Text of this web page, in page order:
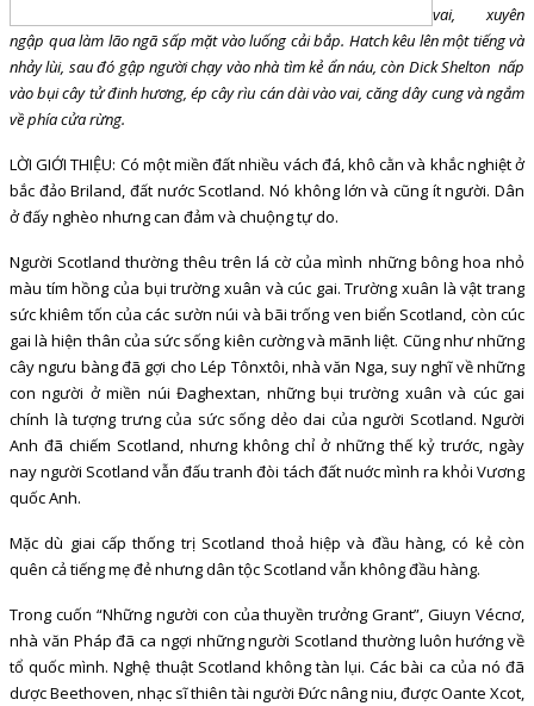
vai, xuyên
ngập qua làm lão ngã sấp mặt vào luống cải bắp. Hatch kêu lên một tiếng và
nhảy lùi, sau đó gập người chạy vào nhà tìm kẻ ẩn náu, còn Dick Shelton nấp
vào bụi cây tử đinh hương, ép cây rìu cán dài vào vai, căng dây cung và ngắm
về phía cửa rừng.
LỜI GIỚI THIỆU: Có một miền đất nhiều vách đá, khô cằn và khắc nghiệt ở
bắc đảo Briland, đất nước Scotland. Nó không lớn và cũng ít người. Dân
ở đấy nghèo nhưng can đảm và chuộng tự do.
Người Scotland thường thêu trên lá cờ của mình những bông hoa nhỏ
màu tím hồng của bụi trường xuân và cúc gai. Trường xuân là vật trang
sức khiêm tốn của các sườn núi và bãi trống ven biển Scotland, còn cúc
gai là hiện thân của sức sống kiên cường và mãnh liệt. Cũng như những
cây ngưu bàng đã gợi cho Lép Tônxtôi, nhà văn Nga, suy nghĩ về những
con người ở miền núi Đaghextan, những bụi trường xuân và cúc gai
chính là tượng trưng của sức sống dẻo dai của người Scotland. Người
Anh đã chiếm Scotland, nhưng không chỉ ở những thế kỷ trước, ngày
nay người Scotland vẫn đấu tranh đòi tách đất nuớc mình ra khỏi Vương
quốc Anh.
Mặc dù giai cấp thống trị Scotland thoả hiệp và đầu hàng, có kẻ còn
quên cả tiếng mẹ đẻ nhưng dân tộc Scotland vẫn không đầu hàng.
Trong cuốn “Những người con của thuyền trưởng Grant”, Giuyn Vécnơ,
nhà văn Pháp đã ca ngợi những người Scotland thường luôn hướng về
tổ quốc mình. Nghệ thuật Scotland không tàn lụi. Các bài ca của nó đã
dược Beethoven, nhạc sĩ thiên tài người Đức nâng niu, được Oante Xcot,